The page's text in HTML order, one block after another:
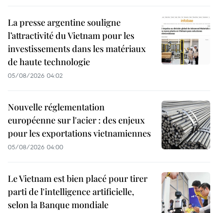
La presse argentine souligne
l’attractivité du Vietnam pour les
investissements dans les matériaux
de haute technologie
05/08/2026 04:02
Nouvelle réglementation
européenne sur l'acier : des enjeux
pour les exportations vietnamiennes
05/08/2026 04:00
Le Vietnam est bien placé pour tirer
parti de l'intelligence artificielle,
selon la Banque mondiale